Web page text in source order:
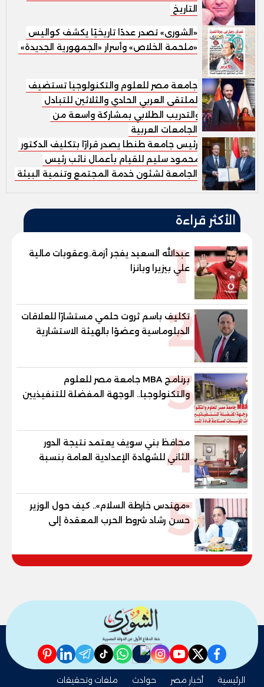
التاريخ
«الشورى» تصدر عددًا تاريخيًا يكشف كواليس
«ملحمة الخلاص» وأسرار «الجمهورية الجديدة»
جامعة مصر للعلوم والتكنولوجيا تستضيف
الملتقى العربي الحادي والثلاثين للتبادل
والتدريب الطلابي بمشاركة واسعة من
الجامعات العربية
رئيس جامعة طنطا يصدر قرارًا بتكليف الدكتور
محمود سليم للقيام بأعمال نائب رئيس
الجامعة لشئون خدمة المجتمع وتنمية البيئة
الأكثر قراءة
1
عبدالله السعيد يفجر أزمة..وعقوبات مالية
علي بيزيرا وبانزا
2
تكليف باسم ثروت حلمي مستشارًا للعلاقات
الدبلوماسية وعضوًا بالهيئة الاستشارية
العليا لمنظمة «جاد جمينت يوإن»
3
برنامج MBA جامعة مصر للعلوم
والتكنولوجيا.. الوجهة المفضلة للتنفيذيين
وقيادات المؤسسات لصناعة قادة
4
محافظ بني سويف يعتمد نتيجة الدور
الثاني للشهادة الإعدادية العامة بنسبة
والنور للمكفوفين
5
«مهندس خارطة السلام».. كيف حول الوزير
حسن رشاد شروط الحرب المعقدة إلى
"خارطة طريق" للانسحاب والإعمار؟
facebook
twitter
youtube
instagram
nabd
whatsapp
tiktok
telegram
linkedin
pinterest
الرئيسية أخبار مصر حوادث ملفات وتحقيقات